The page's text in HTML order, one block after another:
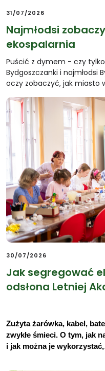
31/07/2026
Najmłodsi
ekospalarnia
Puścić z dymem - czy
Bydgoszczanki i najmłodsi
oczy zobaczyć, jak miasto
30/07/2026
Jak segregować
odsłona Letniej
Zużyta żarówka, kabel,
zwykłe śmieci. O tym, jak
i jak można je